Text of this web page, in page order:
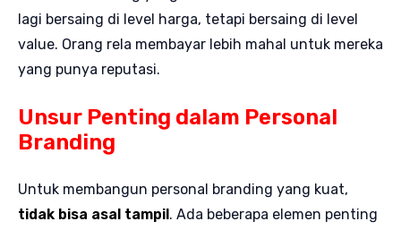
lagi bersaing di level harga, tetapi bersaing di level
value. Orang rela membayar lebih mahal untuk mereka
yang punya reputasi.
Unsur Penting dalam Personal
Branding
Untuk membangun personal branding yang kuat,
tidak bisa asal tampil. Ada beberapa elemen penting